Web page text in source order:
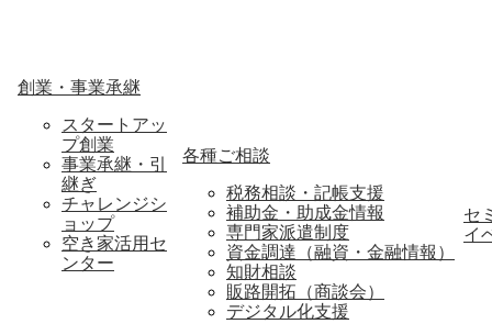
創業・事業承継
スタートアッ
プ創業
事業承継・引
継ぎ
チャレンジシ
ョップ
空き家活用セ
ンター
各種ご相談
税務相談・記帳支援
補助金・助成金情報
専門家派遣制度
資金調達（融資・金融情報）
知財相談
販路開拓（商談会）
デジタル化支援
セ
イ